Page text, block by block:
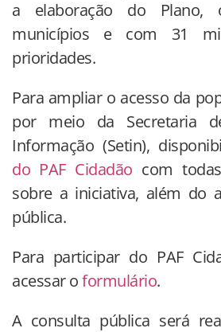
a elaboração do Plano,
municípios e com 31
prioridades.
Para ampliar o acesso da
por meio da Secretaria
Informação (Setin),
do PAF Cidadão com
sobre a iniciativa, além do
pública.
Para participar do PAF
acessar oformulário.
A consulta pública será